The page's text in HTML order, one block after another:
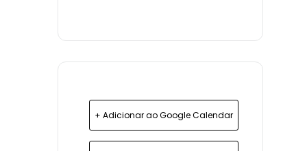
+ Adicionar ao Google Calendar